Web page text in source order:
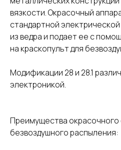
вязкости. Окрасочный
стандартной
из ведра и подает ее с
на краскопульт для
Модификации 28 и 28.1
электроникой.
Преимущества окрасочного
безвоздушного распыления: